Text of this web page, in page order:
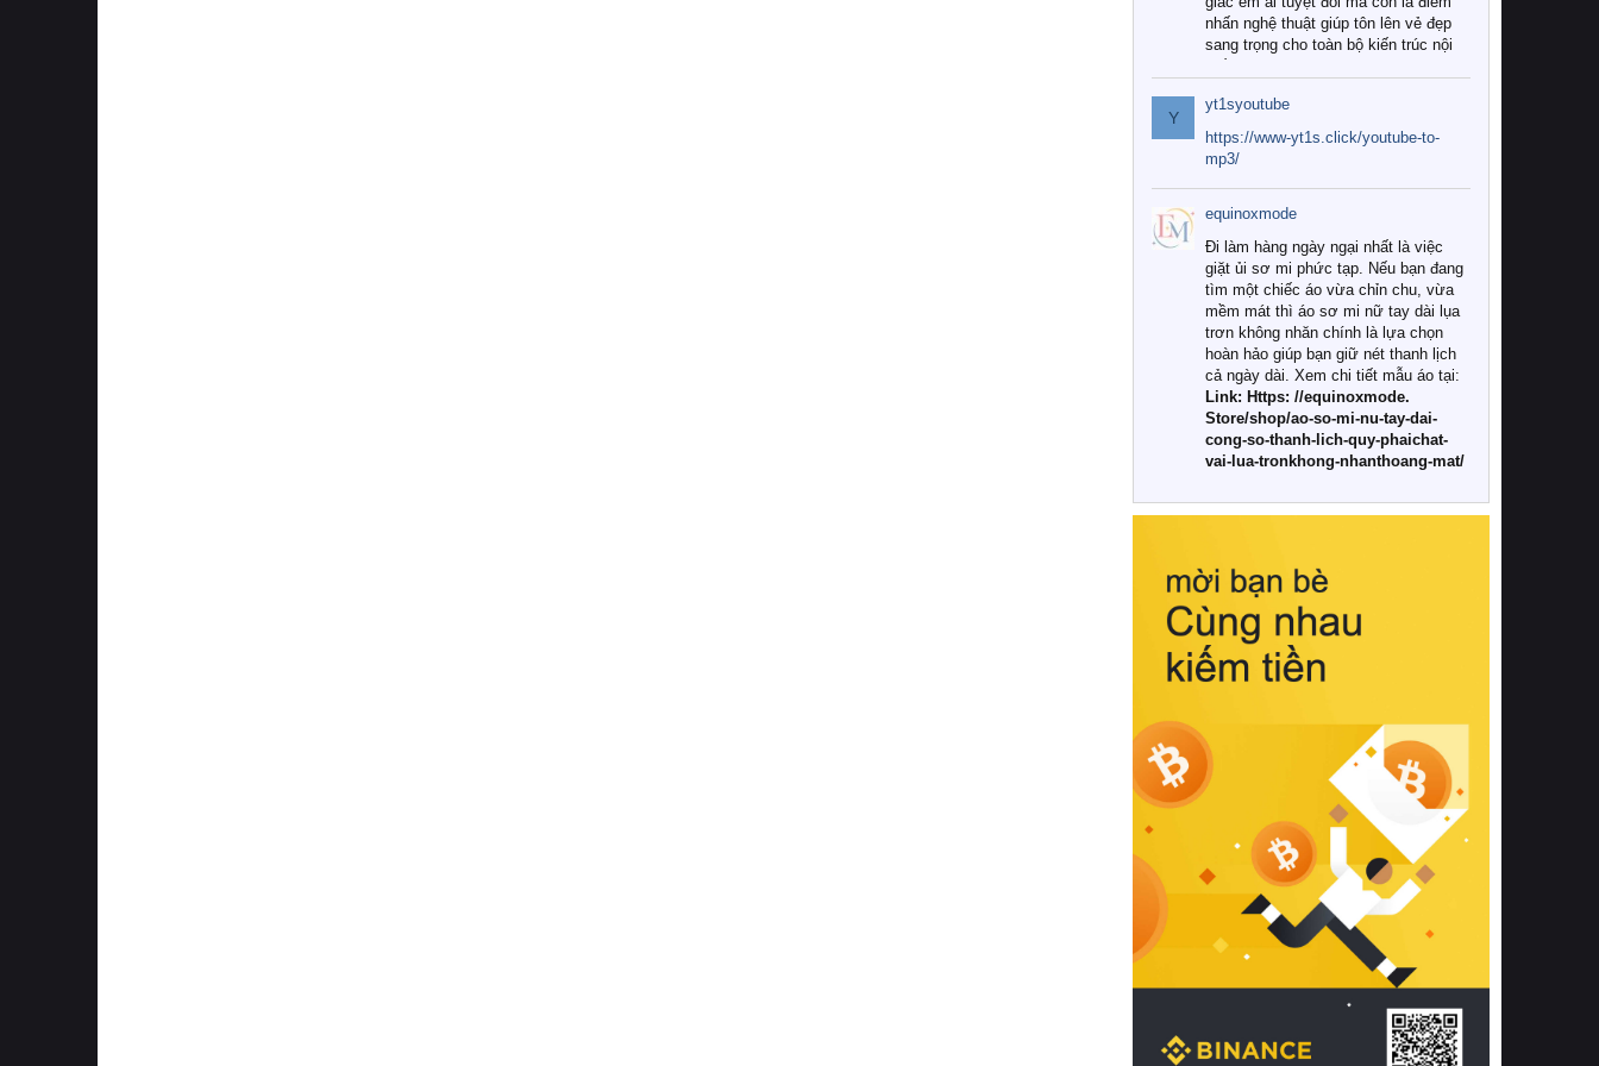
nhấn nghệ thuật giúp tôn lên vẻ đẹp
sang trọng cho toàn bộ kiến trúc nội
Tuy nhiên, giữa thị trường đa dạng
với vô vàn thương hiệu và mẫu mã
như hiện nay, làm thế nào để chọn
được những bộ chăn ga gối đệm cao
cấp thực sự chất lượng, phù hợp với
khí hậu và nhu cầu sử dụng của gia
đình? Hãy cùng chúng tôi đi tìm lời
giải đáp chi tiết qua bài viết dưới đây.
1. Tại sao các gia đình hiện đại lại ưa
chuộng chăn ga gối đệm cao cấp?
Khác với các dòng sản phẩm thông
thường, những bộ chăn ga gối đệm
cao cấp trải qua quy trình sản xuất
nghiêm ngặt từ khâu chọn lọc nguyên
liệu tự nhiên đến công nghệ dệt
nhuộm hiện đại không chứa hóa chất
này, bạn sẽ cảm nhận rõ rệt sự khác
hồi chuẩn xác của phần đệm nâng đỡ
cột sống.
Bên cạnh đó, việc lựa chọn các dòng
sản phẩm đạt chuẩn chất lượng quốc
tế còn giúp ngăn ngừa tình trạng kích
khuẩn và nấm mốc trong điều kiện
thời tiết nóng ẩm. Bạn có thể tìm hiểu
thêm các nghiên cứu khoa học về tác
động của giấc ngủ và môi trường
phòng ngủ đối với sức khỏe con
người tại Sleep Foundation (External
Link) để có cái nhìn toàn diện hơn.
2. Các tiêu chí vàng khi lựa chọn
chăn ga gối đệm cao cấp cho phòng
ngủ
Để sở hữu một bộ chăn ga gối đệm
cao cấp hoàn hảo cả về thẩm mỹ lẫn
công năng, người tiêu dùng cần cân
nhắc kỹ lưỡng các tiêu chí quan trọng
Y
yt1syoutube
https://www-yt1s.click/youtube-to-
mp3/
equinoxmode
Đi làm hàng ngày ngại nhất là việc
giặt ủi sơ mi phức tạp. Nếu bạn đang
tìm một chiếc áo vừa chỉn chu, vừa
mềm mát thì áo sơ mi nữ tay dài lụa
trơn không nhăn chính là lựa chọn
hoàn hảo giúp bạn giữ nét thanh lịch
cả ngày dài. Xem chi tiết mẫu áo tại:
Link: Https: //equinoxmode.
Store/shop/ao-so-mi-nu-tay-dai-
cong-so-thanh-lich-quy-phaichat-
vai-lua-tronkhong-nhanthoang-mat/